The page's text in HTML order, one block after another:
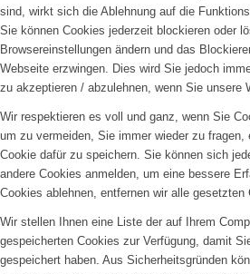
sind, wirkt sich die Ablehnung auf die
Sie können Cookies jederzeit blockieren oder
Browsereinstellungen ändern und das
Webseite erzwingen. Dies wird Sie jedoch
zu akzeptieren / abzulehnen, wenn Sie unsere
Wir respektieren es voll und ganz, wenn Sie
um zu vermeiden, Sie immer wieder zu
Cookie dafür zu speichern. Sie können sich
andere Cookies anmelden, um eine bessere
Cookies ablehnen, entfernen wir alle gesetzten
Wir stellen Ihnen eine Liste der auf Ihrem
gespeicherten Cookies zur Verfügung, damit
gespeichert haben. Aus Sicherheitsgründen